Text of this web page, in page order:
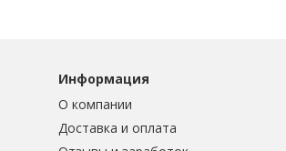
Информация
О компании
Доставка и оплата